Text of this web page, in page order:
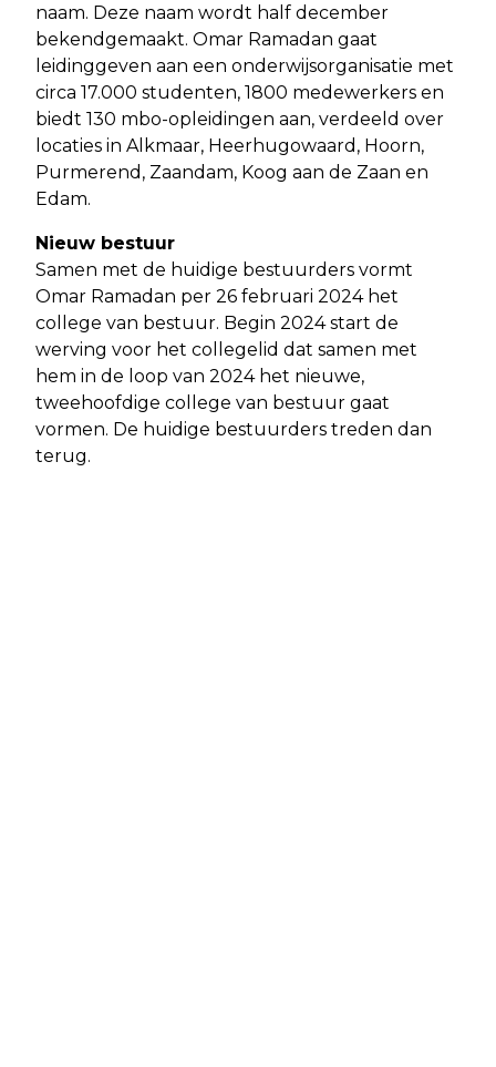
naam. Deze naam wordt half december
bekendgemaakt. Omar Ramadan gaat
leidinggeven aan een onderwijsorganisatie met
circa 17.000 studenten, 1800 medewerkers en
biedt 130 mbo-opleidingen aan, verdeeld over
locaties in Alkmaar, Heerhugowaard, Hoorn,
Purmerend, Zaandam, Koog aan de Zaan en
Edam.
Nieuw bestuur
Samen met de huidige bestuurders vormt
Omar Ramadan per 26 februari 2024 het
college van bestuur. Begin 2024 start de
werving voor het collegelid dat samen met
hem in de loop van 2024 het nieuwe,
tweehoofdige college van bestuur gaat
vormen. De huidige bestuurders treden dan
terug.